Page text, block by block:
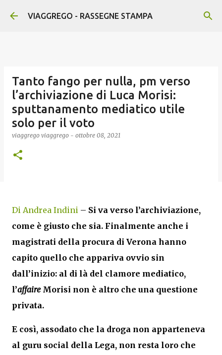
Passa ai contenuti principali
VIAGGREGO - RASSEGNE STAMPA
Tanto fango per nulla, pm verso
l’archiviazione di Luca Morisi:
sputtanamento mediatico utile
solo per il voto
viaggrego viaggrego - ottobre 08, 2021
Di Andrea Indini – Si va verso l’archiviazione,
come è giusto che sia. Finalmente anche i
magistrati della procura di Verona hanno
capito quello che appariva ovvio sin
dall’inizio: al di là del clamore mediatico,
l’affaireMorisi non è altro che una questione
privata.
E così, assodato che la droga non apparteneva
al guru social della Lega, non resta loro che